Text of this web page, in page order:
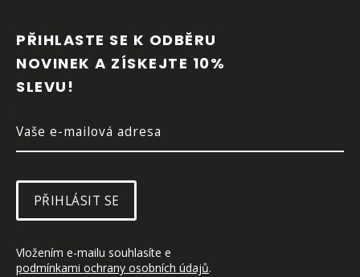
PŘIHLASTE SE K ODBĚRU
NOVINEK A ZÍSKEJTE 10%
SLEVU!
PŘIHLÁSIT SE
Vložením e-mailu souhlasíte e
podmínkami ochrany osobních údajů.